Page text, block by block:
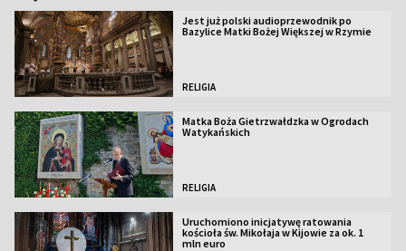
Jest już polski audioprzewodnik po
Bazylice Matki Bożej Większej w Rzymie
RELIGIA
Matka Boża Gietrzwałdzka w Ogrodach
Watykańskich
RELIGIA
Uruchomiono inicjatywę ratowania
kościoła św. Mikołaja w Kijowie za ok. 1
mln euro